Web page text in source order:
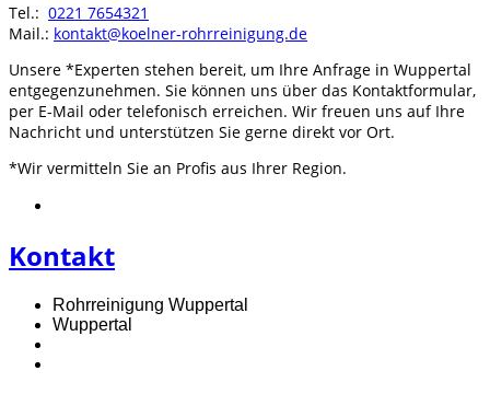
Tel.: 0221 7654321
Mail.: kontakt@koelner-rohrreinigung.de
Unsere *Experten stehen bereit, um Ihre Anfrage in Wuppertal
entgegenzunehmen. Sie können uns über das Kontaktformular,
per E-Mail oder telefonisch erreichen. Wir freuen uns auf Ihre
Nachricht und unterstützen Sie gerne direkt vor Ort.
*Wir vermitteln Sie an Profis aus Ihrer Region.
Kontakt
Rohrreinigung Wuppertal
Wuppertal